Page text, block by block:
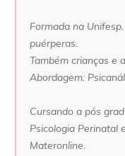
Formada na
puérperas.
Também crianças e
Abordagem:
Cursando a pós
Psicologia Perinatal
Materonline.